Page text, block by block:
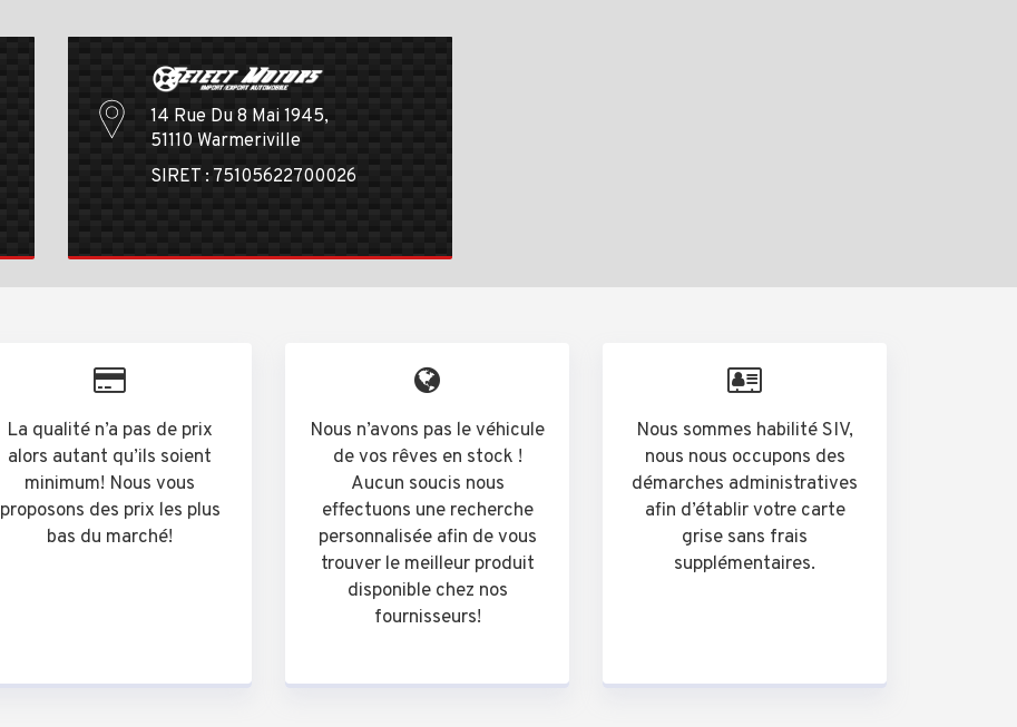
14 Rue Du 8 Mai 1945,
51110 Warmeriville
SIRET : 75105622700026
La qualité n’a pas de prix
alors autant qu’ils soient
minimum! Nous vous
proposons des prix les plus
bas du marché!
Nous n’avons pas le véhicule
de vos rêves en stock !
Aucun soucis nous
effectuons une recherche
personnalisée afin de vous
trouver le meilleur produit
disponible chez nos
fournisseurs!
Nous sommes habilité SIV,
nous nous occupons des
démarches administratives
afin d’établir votre carte
grise sans frais
supplémentaires.